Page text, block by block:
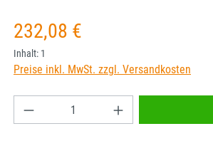
Regulärer Preis:
232,08 €
Inhalt: 1
Preise inkl. MwSt. zzgl. Versandkosten
Produkt Anzahl: Gib den